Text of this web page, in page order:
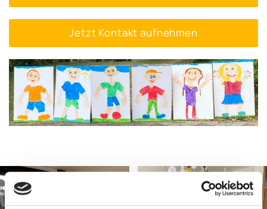
Jetzt Kontakt aufnehmen